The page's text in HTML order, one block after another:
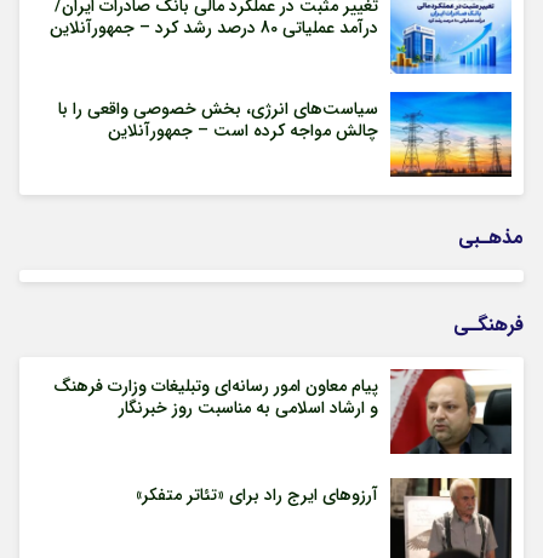
تغییر مثبت در عملکرد مالی بانک صادرات ایران/
درآمد عملیاتی 80 درصد رشد کرد – جمهورآنلاین
سیاست‌های انرژی، بخش خصوصی واقعی را با
چالش مواجه کرده است – جمهورآنلاین
مذهـبی
فرهنگـی
پیام معاون امور رسانه‌ای وتبلیغات وزارت فرهنگ
و ارشاد اسلامی به مناسبت روز خبرنگار
آرزوهای ایرج راد برای «تئاتر متفکر»